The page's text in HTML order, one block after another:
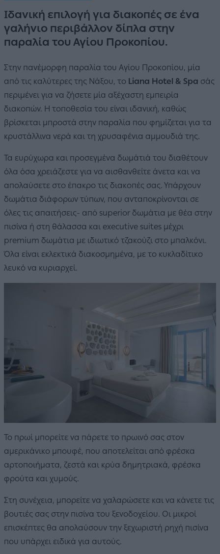
Ιδανική επιλογή για διακοπές σε ένα
γαλήνιο περιβάλλον δίπλα στην
παραλία του Αγίου Προκοπίου.
Στην πανέμορφη παραλία του Αγίου Προκοπίου, μία
από τις καλύτερες της Νάξου, το Liana Hotel & Spa σάς
περιμένει για να ζήσετε μία αξέχαστη εμπειρία
διακοπών. Η τοποθεσία του είναι ιδανική, καθώς
βρίσκεται μπροστά στην παραλία που φημίζεται για τα
κρυστάλλινα νερά και τη χρυσαφένια αμμουδιά της.
Τα ευρύχωρα και προσεγμένα δωμάτιά του διαθέτουν
όλα όσα χρειάζεστε για να αισθανθείτε άνετα και να
απολαύσετε στο έπακρο τις διακοπές σας. Υπάρχουν
δωμάτια διάφορων τύπων, που ανταποκρίνονται σε
όλες τις απαιτήσεις- από superior δωμάτια με θέα στην
πισίνα ή στη θάλασσα και executive suites μέχρι
premium δωμάτια με ιδιωτικό τζακούζι στο μπαλκόνι.
Όλα είναι εκλεκτικά διακοσμημένα, με το κυκλαδίτικο
λευκό να κυριαρχεί.
Το πρωί μπορείτε να πάρετε το πρωινό σας στον
αμερικάνικο μπουφέ, που αποτελείται από φρέσκα
αρτοποιήματα, ζεστά και κρύα δημητριακά, φρέσκα
φρούτα και χυμούς.
Στη συνέχεια, μπορείτε να χαλαρώσετε και να κάνετε τις
βουτιές σας στην πισίνα του ξενοδοχείου. Οι μικροί
επισκέπτες θα απολαύσουν την ξεχωριστή ρηχή πισίνα
που υπάρχει ειδικά για αυτούς.